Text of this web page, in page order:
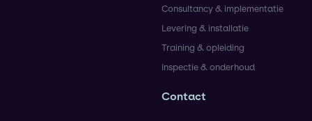
Consultancy & implementatie
Levering & installatie
Training & opleiding
Inspectie & onderhoud
Contact